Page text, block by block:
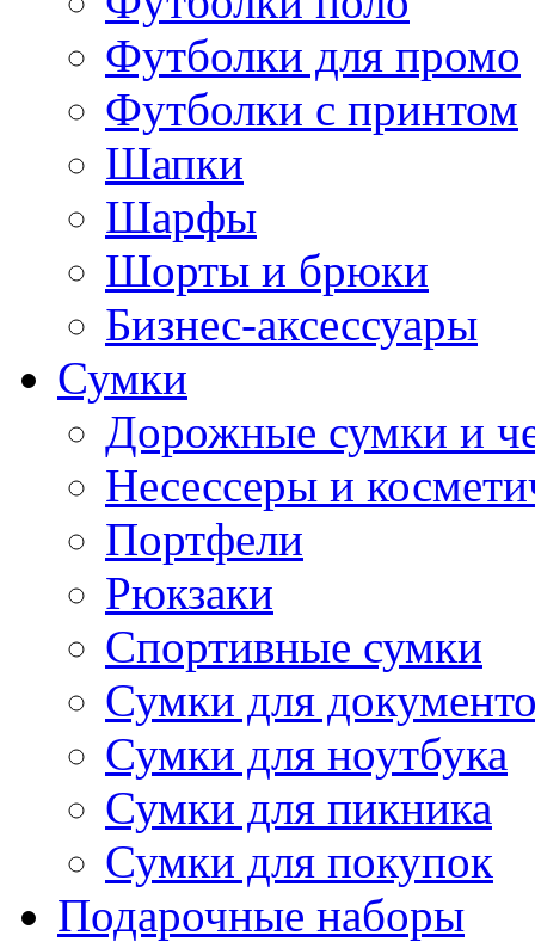
Футболки для промо
Футболки с принтом
Шапки
Шарфы
Шорты и брюки
Бизнес-аксессуары
Сумки
Дорожные сумки и
Несессеры и
Портфели
Рюкзаки
Спортивные сумки
Сумки для
Сумки для ноутбука
Сумки для пикника
Сумки для покупок
Подарочные наборы